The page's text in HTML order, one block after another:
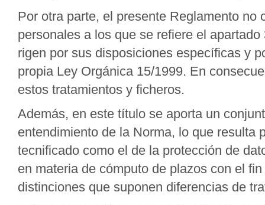
Por otra parte, el presente Reglamento
personales a los que se refiere el
rigen por sus disposiciones específicas y
propia Ley Orgánica 15/1999. En
estos tratamientos y ficheros.
Además, en este título se aporta un
entendimiento de la Norma, lo que resulta
tecnificado como el de la protección de
en materia de cómputo de plazos con el
distinciones que suponen diferencias de